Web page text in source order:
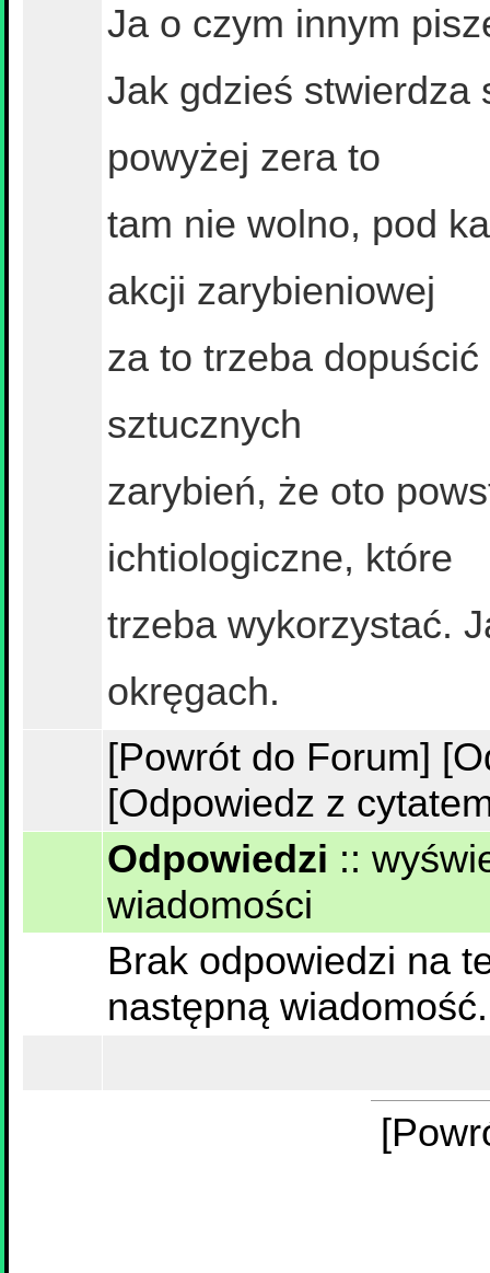
Ja o czym innym
Jak gdzieś stwierdza
powyżej zera to
tam nie wolno, pod
akcji zarybieniowej
za to trzeba
sztucznych
zarybień, że oto
ichtiologiczne, które
trzeba wykorzystać.
okręgach.
[Powrót do Forum]
[Odpowiedz z
Odpowiedzi ::
wiadomości
Brak odpowiedzi na
następną wiadomość.